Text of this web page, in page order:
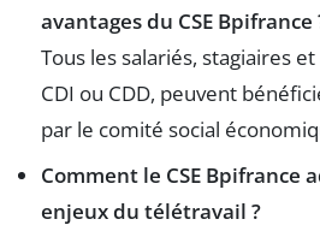
avantages du CSE Bpifrance
Tous les salariés, stagiaires
CDI ou CDD, peuvent
par le comité social
Comment le CSE Bpifrance
enjeux du télétravail ?